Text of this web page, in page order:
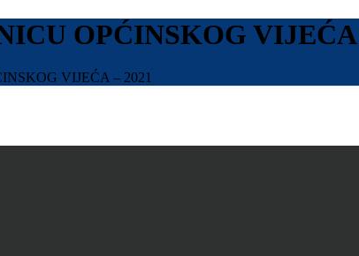
OPĆINSKOG VIJEĆA
VIJEĆA – 2021